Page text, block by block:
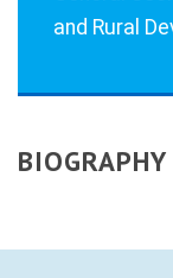
and Rural
BIOGRAPHY